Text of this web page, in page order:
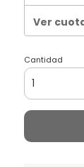
Ver
Cantidad